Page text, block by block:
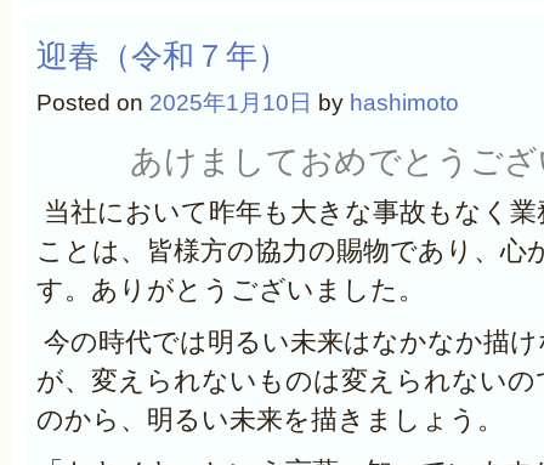
迎春（令和７年）
Posted on 2025年1月10日 by hashimoto
あけましておめでとうご
当社において昨年も大きな事故もなく
ことは、皆様方の協力の賜物であり、心
す。ありがとうございました。
今の時代では明るい未来はなかなか描
が、変えられないものは変えられない
のから、明るい未来を描きましょう。